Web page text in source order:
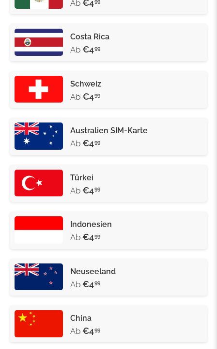
Ab €499
Costa Rica
Ab €499
Schweiz
Ab €499
Australien SIM-Karte
Ab €499
Türkei
Ab €499
Indonesien
Ab €499
Neuseeland
Ab €499
China
Ab €499